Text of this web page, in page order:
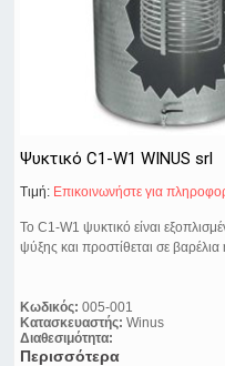
Ψυκτικό C1-W1 WINUS srl
Τιμή: Eπικοινωνήστε για
Το C1-W1 ψυκτικό είναι
ψύξης και προστίθεται σε
Κωδικός: 005-001
Κατασκευαστής: Winus
Διαθεσιμότητα:
Περισσότερα